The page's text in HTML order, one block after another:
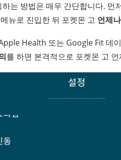
는 방법은 매우 간단합니다. 먼
메뉴로 진입한 뒤 포켓몬 고 언제
Health 또는 Google Fit 데
를 하면 본격적으로 포켓몬 고